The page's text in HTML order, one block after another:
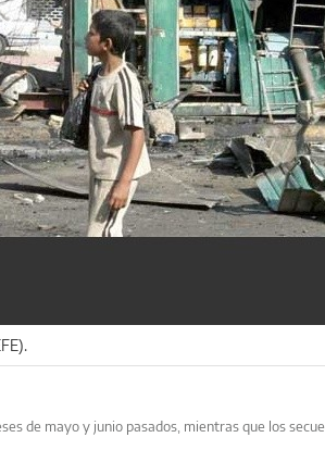
de mayo y junio pasados, mientras que los